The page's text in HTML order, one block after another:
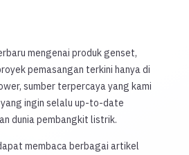
mengenai produk genset,
pemasangan terkini hanya di
sumber terpercaya yang kami
ingin selalu up-to-date
dunia pembangkit listrik.
membaca berbagai artikel